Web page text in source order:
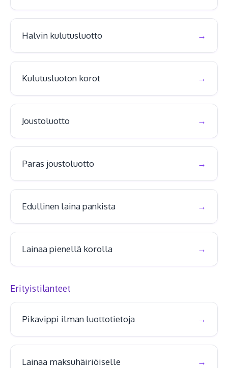
Halvin kulutusluotto
Kulutusluoton korot
Joustoluotto
Paras joustoluotto
Edullinen laina pankista
Lainaa pienellä korolla
Erityistilanteet
Pikavippi ilman luottotietoja
Lainaa maksuhäiriöiselle